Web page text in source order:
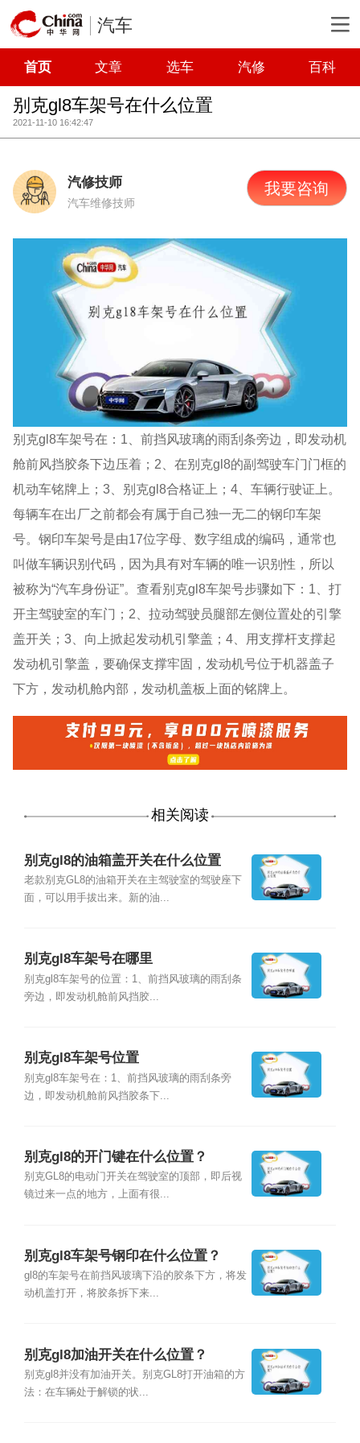
汽车
首页 文章 选车 汽修 百科
别克gl8车架号在什么位置
2021-11-10 16:42:47
汽修技师
汽车维修技师
我要咨询
别克gl8车架号在：1、前挡风玻璃的雨刮条旁边，即发动机
舱前风挡胶条下边压着；2、在别克gl8的副驾驶车门门框的
机动车铭牌上；3、别克gl8合格证上；4、车辆行驶证上。
每辆车在出厂之前都会有属于自己独一无二的钢印车架
号。钢印车架号是由17位字母、数字组成的编码，通常也
叫做车辆识别代码，因为具有对车辆的唯一识别性，所以
被称为“汽车身份证”。查看别克gl8车架号步骤如下：1、打
开主驾驶室的车门；2、拉动驾驶员腿部左侧位置处的引擎
盖开关；3、向上掀起发动机引擎盖；4、用支撑杆支撑起
发动机引擎盖，要确保支撑牢固，发动机号位于机器盖子
下方，发动机舱内部，发动机盖板上面的铭牌上。
相关阅读
别克gl8的油箱盖开关在什么位置
老款别克GL8的油箱开关在主驾驶室的驾驶座下
面，可以用手拔出来。新的油...
别克gl8车架号在哪里
别克gl8车架号的位置：1、前挡风玻璃的雨刮条
旁边，即发动机舱前风挡胶...
别克gl8车架号位置
别克gl8车架号在：1、前挡风玻璃的雨刮条旁
边，即发动机舱前风挡胶条下...
别克gl8的开门键在什么位置？
别克GL8的电动门开关在驾驶室的顶部，即后视
镜过来一点的地方，上面有很...
别克gl8车架号钢印在什么位置？
gl8的车架号在前挡风玻璃下沿的胶条下方，将发
动机盖打开，将胶条拆下来...
别克gl8加油开关在什么位置？
别克gl8并没有加油开关。别克GL8打开油箱的方
法：在车辆处于解锁的状...